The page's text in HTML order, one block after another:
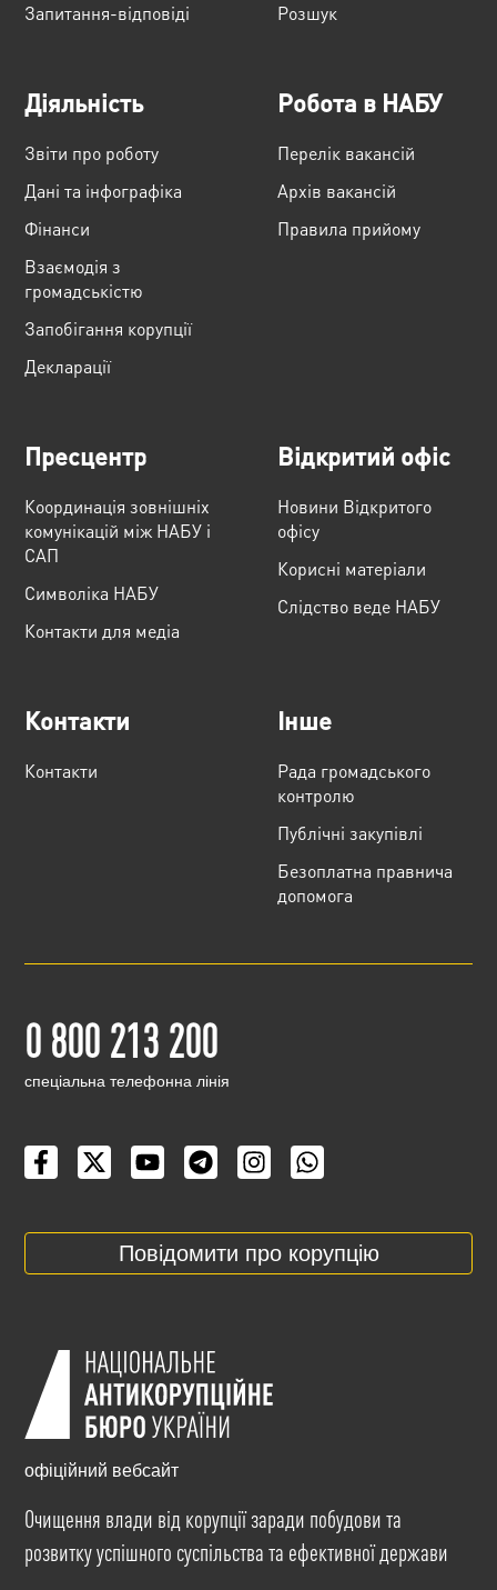
Запитання-відповіді
Розшук
Діяльність
Звіти про роботу
Дані та інфографіка
Фінанси
Взаємодія з
громадськістю
Запобігання корупції
Декларації
Робота в НАБУ
Перелік вакансій
Архів вакансій
Правила прийому
Пресцентр
Координація зовнішніх
комунікацій між НАБУ і
САП
Cимволіка НАБУ
Контакти для медіа
Відкритий офіс
Новини Відкритого
офісу
Корисні матеріали
Слідство веде НАБУ
Контакти
Контакти
Інше
Рада громадського
контролю
Публічні закупівлі
Безоплатна правнича
допомога
0 800 213 200
cпеціальна телефонна лінія
Повідомити про корупцію
офіційний вебсайт
Очищення влади від корупції заради побудови та
розвитку успішного суспільства та ефективної держави